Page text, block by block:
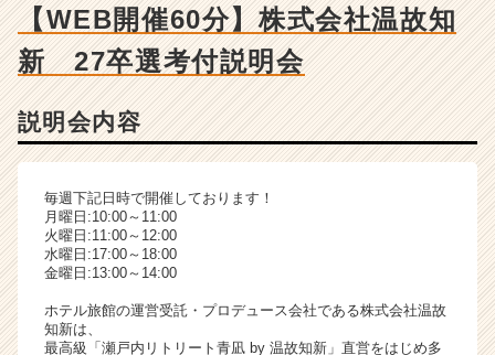
ら
カ
届
就
チ
ア
【WEB開催60分】株式会社温故知
新 27卒選考付説明会
説明会内容
毎週下記日時で開催しております！
月曜日:10:00～11:00
火曜日:11:00～12:00
水曜日:17:00～18:00
金曜日:13:00～14:00
ホテル旅館の運営受託・プロデュース会社である株式会社温故
知新は、
最高級「瀬戸内リトリート青凪 by 温故知新」直営をはじめ多